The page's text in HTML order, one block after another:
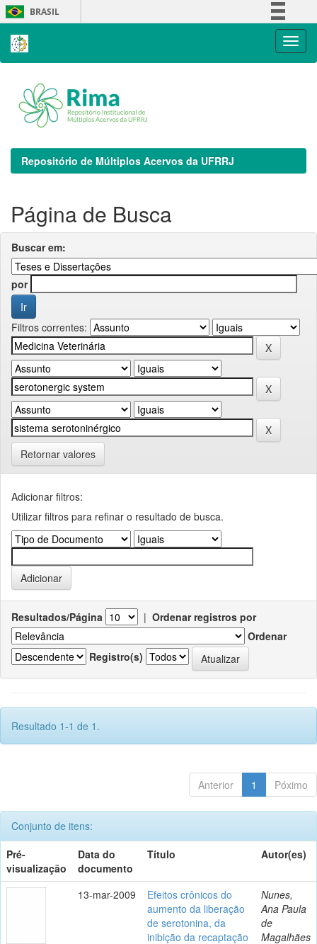
Skip
navigation
BRASIL
Repositório de Múltiplos Acervos da UFRRJ
Página de Busca
Buscar em:
por
Filtros correntes:
Retornar valores
Adicionar filtros:
Utilizar filtros para refinar o resultado de busca.
Resultados/Página | Ordenar registros por
Ordenar
Registro(s)
Resultado 1-1 de 1.
Anterior 1 Póximo
Conjunto de itens:
Pré-
visualização
Data do
documento
Título Autor(es)
13-mar-2009
Efeitos crônicos do
aumento da liberação
de serotonina, da
inibição da recaptação
Nunes,
Ana Paula
de
Magalhães